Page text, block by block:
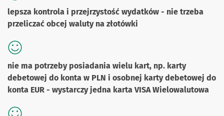
lepsza kontrola i przejrzystość wydatków - nie trzeba
przeliczać obcej waluty na złotówki
nie ma potrzeby posiadania wielu kart, np. karty
debetowej do konta w PLN i osobnej karty debetowej do
konta EUR - wystarczy jedna karta VISA Wielowalutowa